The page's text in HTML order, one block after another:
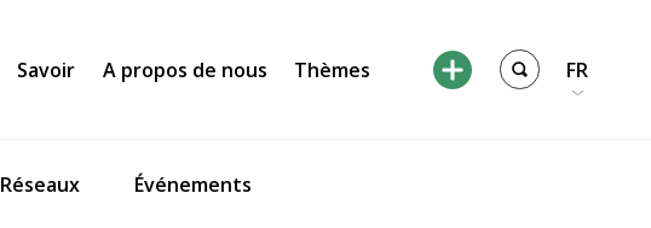
Réseaux Événements
Savoir A propos de nous Thèmes FR